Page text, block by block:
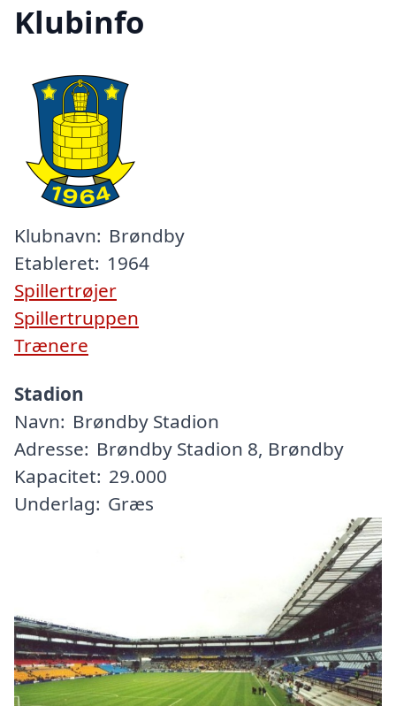
Klubinfo
Klubnavn: Brøndby
Etableret: 1964
Spillertrøjer
Spillertruppen
Trænere
Stadion
Navn: Brøndby Stadion
Adresse: Brøndby Stadion 8, Brøndby
Kapacitet: 29.000
Underlag: Græs